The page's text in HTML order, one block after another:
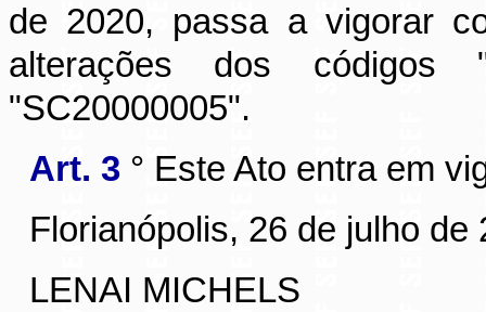
de 2020, passa a vigorar
alterações dos códigos
"SC20000005".
Art. 3 ° Este Ato entra em
Florianópolis, 26 de julho de
LENAI MICHELS